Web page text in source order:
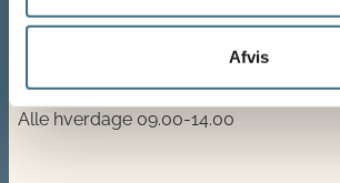
Afvis
Tlf.: 72 18 56 00
Telefontider:
Alle hverdage 09.00-14.00